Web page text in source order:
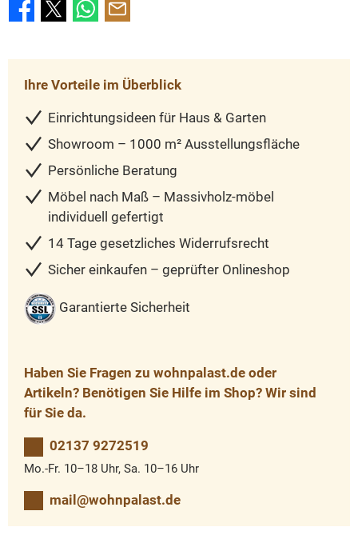
Ihre Vorteile im Überblick
Einrichtungsideen für Haus & Garten
Showroom – 1000 m² Ausstellungsfläche
Persönliche Beratung
Möbel nach Maß – Massivholz-möbel
individuell gefertigt
14 Tage gesetzliches Widerrufsrecht
Sicher einkaufen – geprüfter Onlineshop
Garantierte Sicherheit
Haben Sie Fragen zu wohnpalast.de oder
Artikeln? Benötigen Sie Hilfe im Shop? Wir sind
für Sie da.
02137 9272519
Mo.-Fr. 10–18 Uhr, Sa. 10–16 Uhr
mail@wohnpalast.de